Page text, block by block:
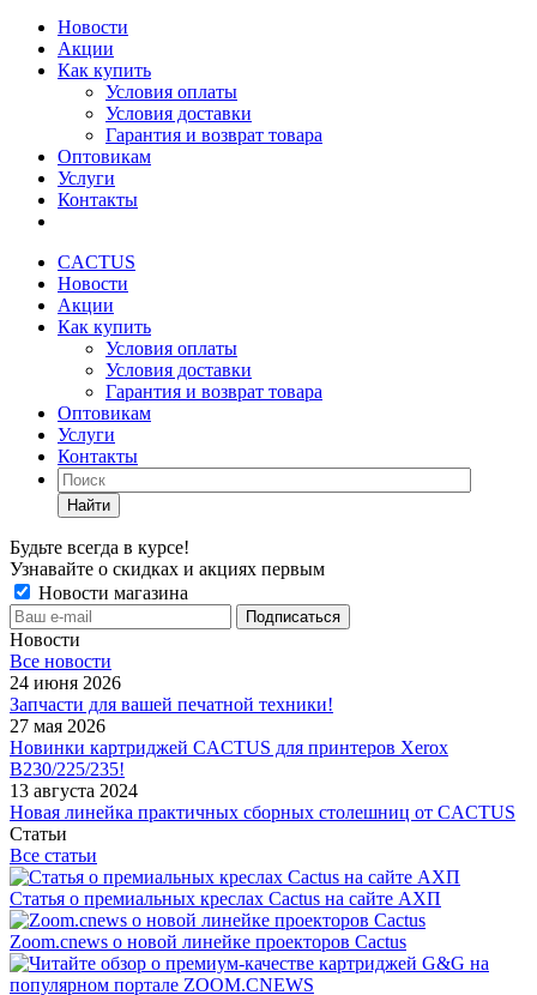
Новости
Акции
Как купить
Условия оплаты
Условия доставки
Гарантия и возврат товара
Оптовикам
Услуги
Контакты
CACTUS
Новости
Акции
Как купить
Условия оплаты
Условия доставки
Гарантия и возврат товара
Оптовикам
Услуги
Контакты
Найти
Будьте всегда в курсе!
Узнавайте о скидках и акциях первым
Новости магазина
Новости
Все новости
24 июня 2026
Запчасти для вашей печатной техники!
27 мая 2026
Новинки картриджей CACTUS для принтеров Xerox
B230/225/235!
13 августа 2024
Новая линейка практичных сборных столешниц от CACTUS
Статьи
Все статьи
Статья о премиальных креслах Cactus на сайте АХП
Zoom.cnews о новой линейке проекторов Cactus